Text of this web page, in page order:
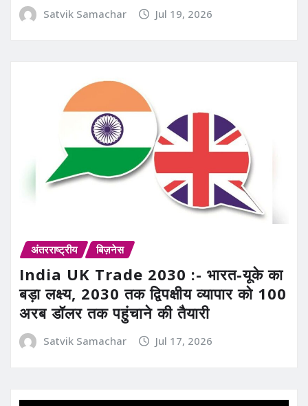
Satvik Samachar Jul 19, 2026
अंतरराष्ट्रीय बिज़नेस
India UK Trade 2030 :- भारत-यूके का
बड़ा लक्ष्य, 2030 तक द्विपक्षीय व्यापार को 100
अरब डॉलर तक पहुंचाने की तैयारी
Satvik Samachar Jul 17, 2026